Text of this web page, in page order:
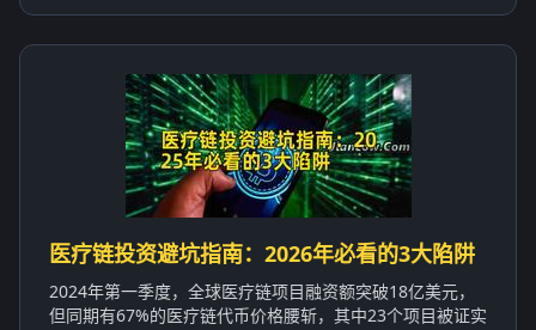
医疗链投资避坑指南：2026年必看的3大陷阱
2024年第一季度，全球医疗链项目融资额突破18亿美元，
但同期有67%的医疗链代币价格腰斩，其中23个项目被证实